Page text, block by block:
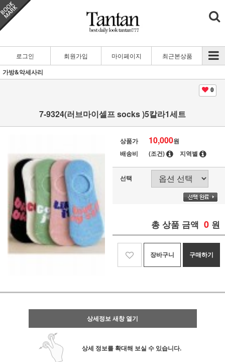
로그인 회원가입 마이페이지 최근본상품
가방&악세사리
0
7-9324(러브마이셀프 socks )5칼라1세트
상품가 10,000원
배송비
(조건) 지역별
선택
총 상품 금액 0 원
장바구니 구매하기
상세정보 새창 열기
상세 정보를 확대해 보실 수 있습니다.